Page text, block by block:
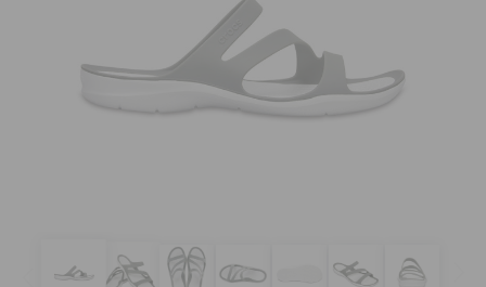
جيبيتز تشارمز